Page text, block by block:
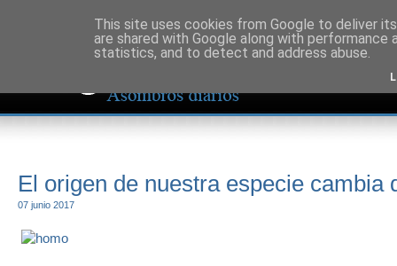
El origen de nuestra especie cambia
07 junio 2017
This site uses cookies from Google to deliver
are shared with Google along with
statistics, and to detect and address abuse.